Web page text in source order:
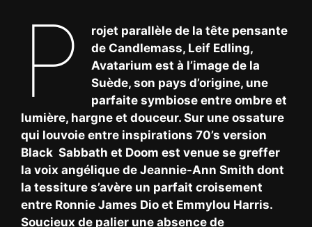
P
rojet parallèle de la tête pensante
de Candlemass, Leif Edling,
Avatarium est à l’image de la
Suède, son pays d’origine, une
parfaite symbiose entre ombre et
lumière, hargne et douceur. Sur une ossature
qui louvoie entre inspirations 70’s version
Black Sabbath et Doom est venue se greffer
la voix angélique de Jeannie-Ann Smith dont
la tessiture s’avère un parfait croisement
entre Ronnie James Dio et Emmylou Harris.
Soucieux de palier une absence de